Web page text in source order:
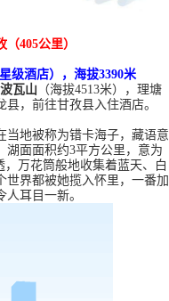
405公里）
级酒店），海拔3390米
波瓦山 （海拔4513米），理塘
，前往甘孜县入住酒店。
当地被称为错卡海子，藏语意
湖面面积约3平方公里，意为
万花筒般地收集着蓝天、白
世界都被她揽入怀里，一番加
耳目一新。